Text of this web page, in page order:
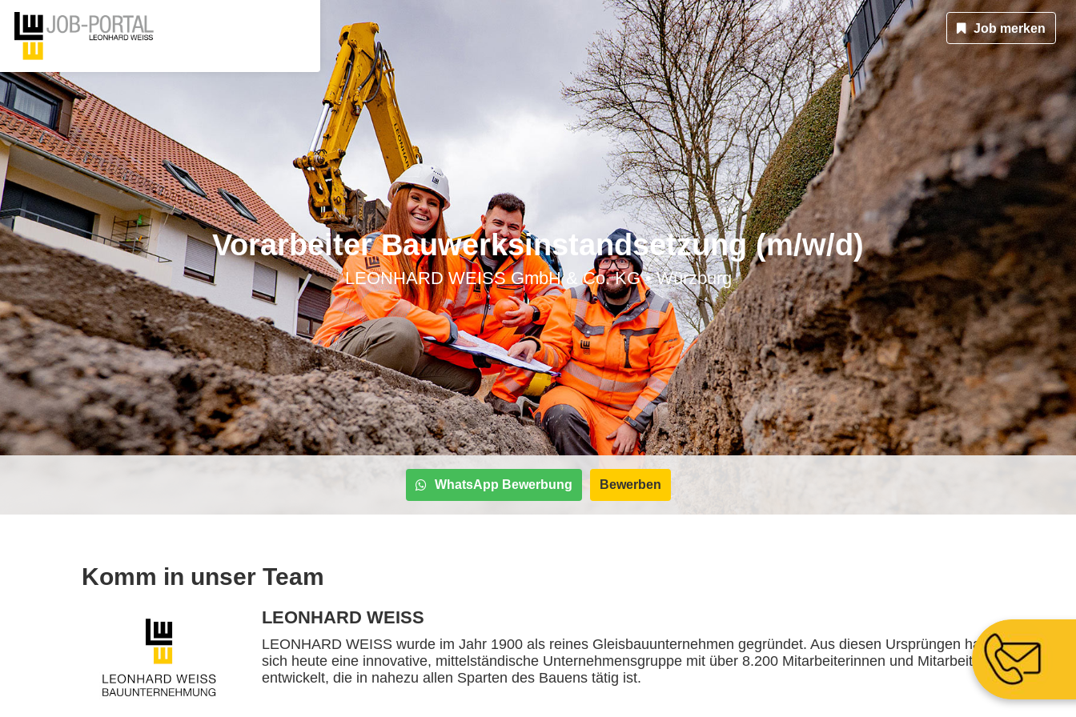
Vorarbeiter Bauwerksinstandsetzung (m/w/d)
LEONHARD WEISS GmbH & Co. KG • Würzburg
Job merken
WhatsApp Bewerbung Bewerben
Komm in unser Team
LEONHARD WEISS
LEONHARD WEISS wurde im Jahr 1900 als reines Gleisbauunternehmen gegründet. Aus diesen Ursprüngen hat
sich heute eine innovative, mittelständische Unternehmensgruppe mit über 8.200 Mitarbeiterinnen und Mitarbeitern
entwickelt, die in nahezu allen Sparten des Bauens tätig ist.